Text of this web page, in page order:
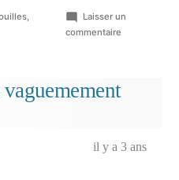
Laisser un
commentaire
partout…
il y a 3 ans